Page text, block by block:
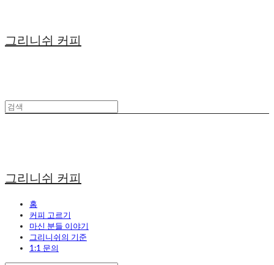
그리니쉬 커피
그리니쉬 커피
홈
커피 고르기
마신 분들 이야기
그리니쉬의 기준
1:1 문의